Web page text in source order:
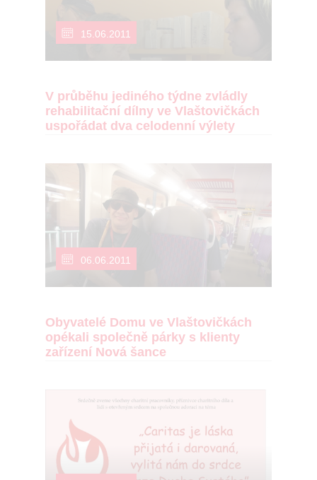
15.06.2011
V průběhu jediného týdne zvládly
rehabilitační dílny ve Vlaštovičkách
uspořádat dva celodenní výlety
06.06.2011
Obyvatelé Domu ve Vlaštovičkách
opékali společně párky s klienty
zařízení Nová šance